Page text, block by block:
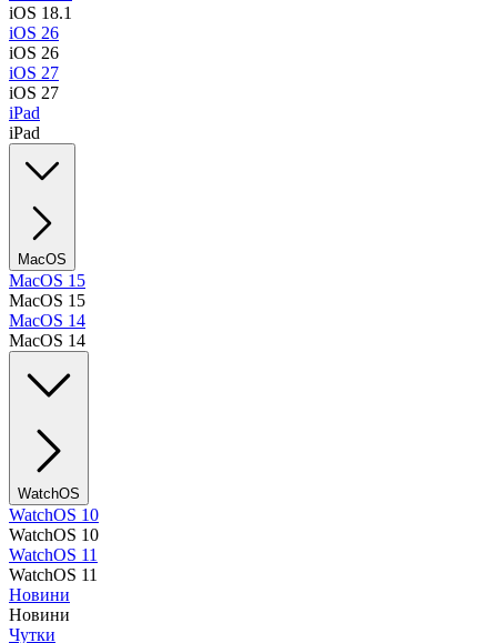
iOS 18.1
iOS 26
iOS 26
iOS 27
iOS 27
iPad
iPad
MacOS
MacOS 15
MacOS 15
MacOS 14
MacOS 14
WatchOS
WatchOS 10
WatchOS 10
WatchOS 11
WatchOS 11
Новини
Новини
Чутки